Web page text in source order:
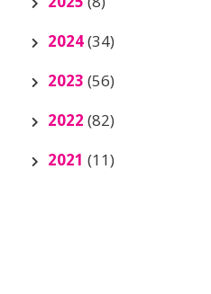
2024(34)
2023 (56)
2022 (82)
2021 (11)